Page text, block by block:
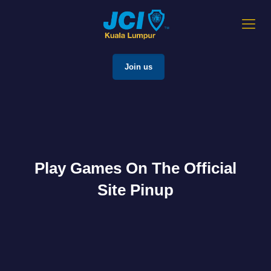
Join us
Play Games On The Official
Site Pinup